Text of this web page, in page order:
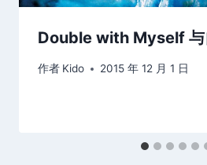
Double with Myself 与
作者 Kido 2015 年 12 月 1 日